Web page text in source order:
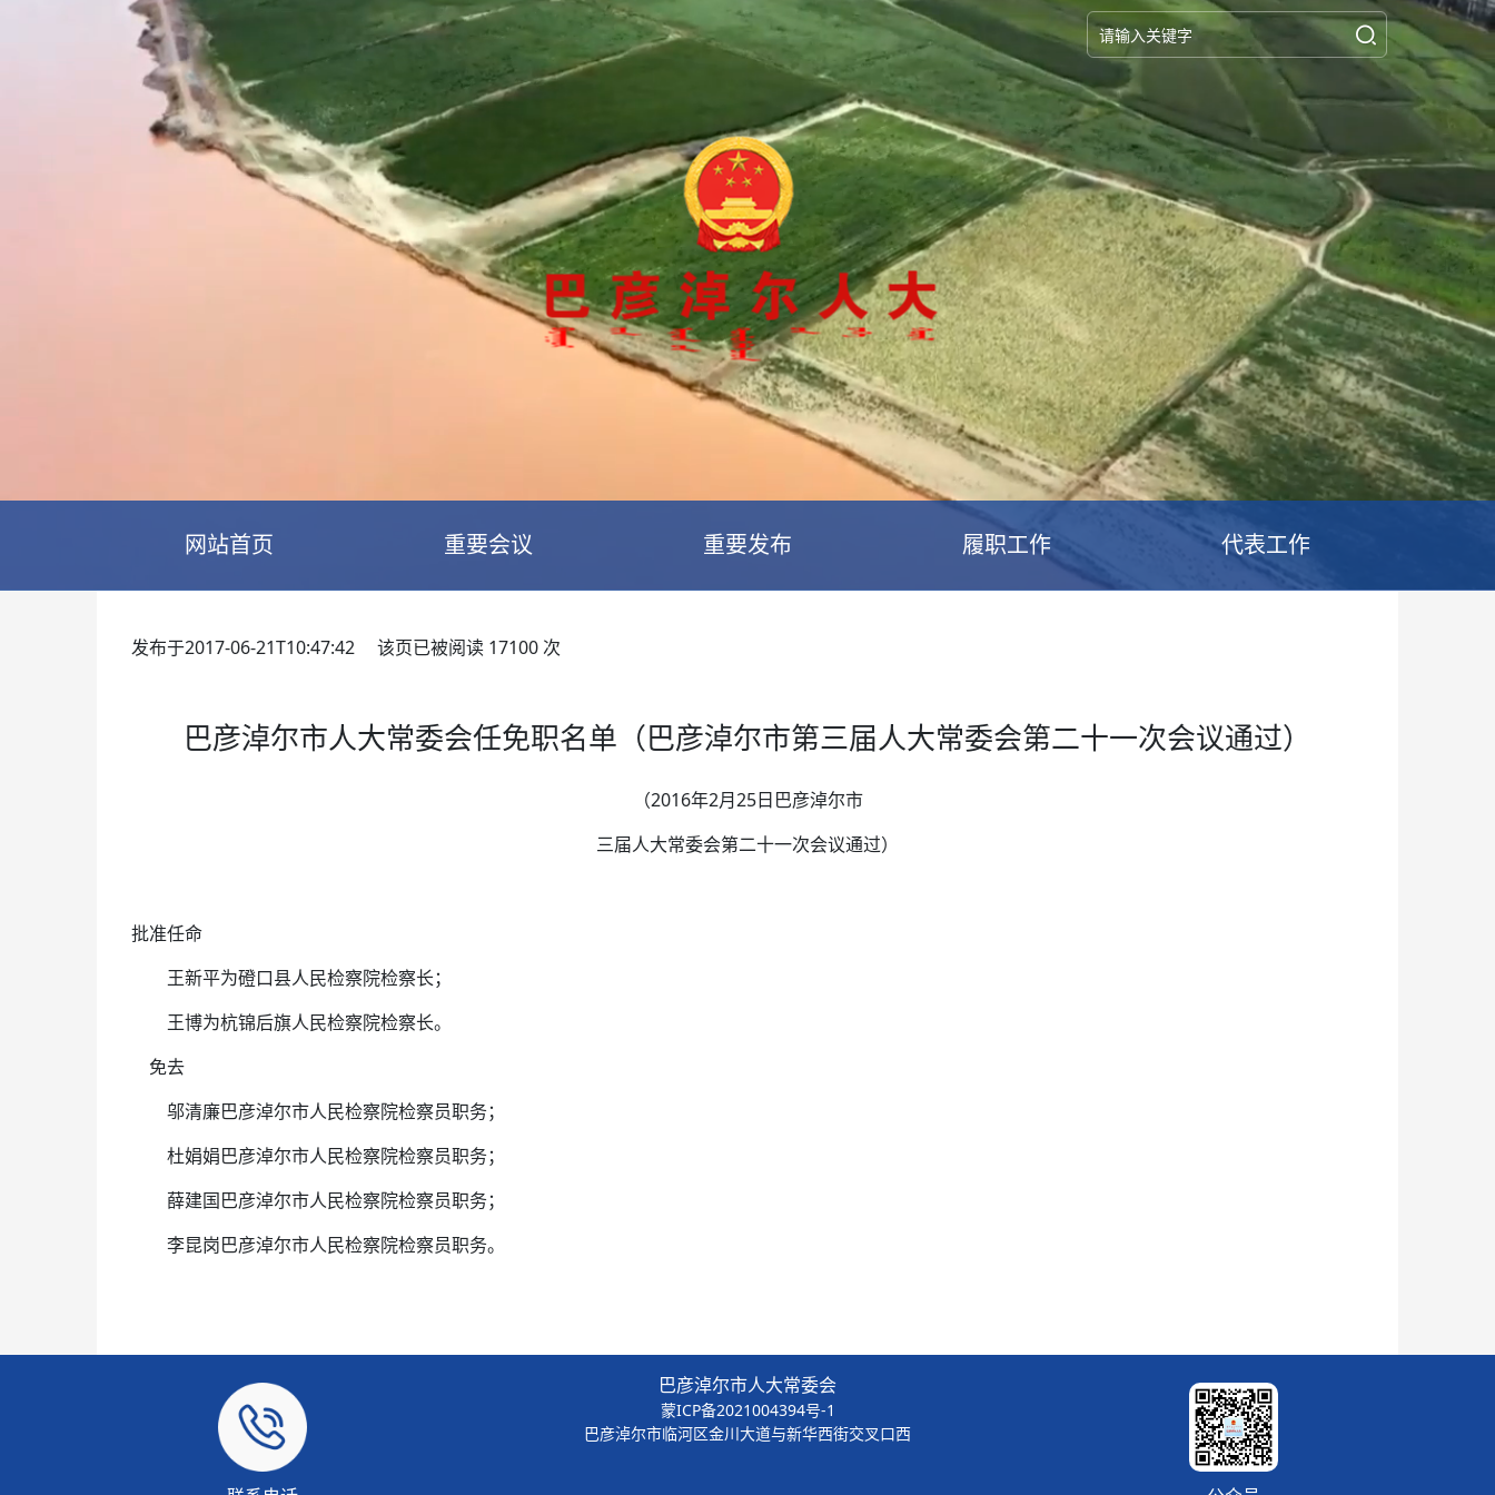
网站首页 重要会议 重要发布 履职工作 代表工作
发布于2017-06-21T10:47:42 该页已被阅读 17100 次
巴彦淖尔市人大常委会任免职名单（巴彦淖尔市第三届人大常委会第二十一次会议通过）
（2016年2月25日巴彦淖尔市
三届人大常委会第二十一次会议通过）
批准任命
王新平为磴口县人民检察院检察长；
王博为杭锦后旗人民检察院检察长。
免去
邬清廉巴彦淖尔市人民检察院检察员职务；
杜娟娟巴彦淖尔市人民检察院检察员职务；
薛建国巴彦淖尔市人民检察院检察员职务；
李昆岗巴彦淖尔市人民检察院检察员职务。
巴彦淖尔市人大常委会
蒙ICP备2021004394号-1
巴彦淖尔市临河区金川大道与新华西街交叉口西